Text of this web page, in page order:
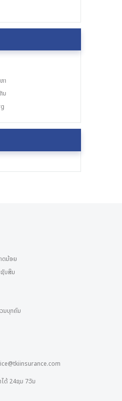
າ
ນ
ດນ້ອຍ
ບສິນ
ນບຸກຄົນ
ໄດ້ 24ຊມ 7ວັນ